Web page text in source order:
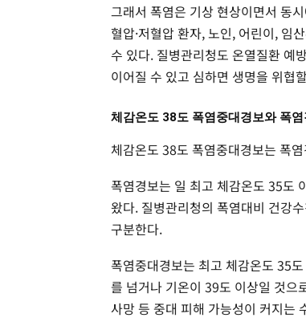
그래서 폭염은 기상 현상이면서 동
혈압·저혈압 환자, 노인, 어린이, 임
수 있다. 질병관리청도 온열질환 예
이어질 수 있고 심하면 생명을 위협
체감온도 38도 폭염중대경보와 폭염
체감온도 38도 폭염중대경보는 폭
폭염경보는 일 최고 체감온도 35도
왔다. 질병관리청의 폭염대비 건강
구분한다.
폭염중대경보는 최고 체감온도 35
를 넘거나 기온이 39도 이상일 것으
사망 등 중대 피해 가능성이 커지는